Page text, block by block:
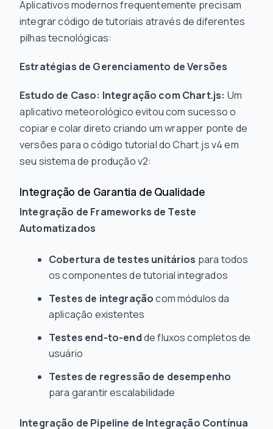
Aplicativos modernos frequentemente precisam
integrar código de tutoriais através de diferentes
pilhas tecnológicas:
Estratégias de Gerenciamento de Versões
Estudo de Caso: Integração com Chart.js: Um
aplicativo meteorológico evitou com sucesso o
copiar e colar direto criando um wrapper ponte de
versões para o código tutorial do Chart.js v4 em
seu sistema de produção v2:
Integração de Garantia de Qualidade
Integração de Frameworks de Teste
Automatizados
Cobertura de testes unitários para todos
os componentes de tutorial integrados
Testes de integraçãocom módulos da
aplicação existentes
Testes end-to-endde fluxos completos de
usuário
Testes de regressão de desempenho
para garantir escalabilidade
Integração de Pipeline de Integração Contínua